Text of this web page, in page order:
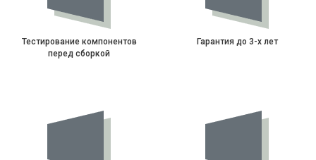
Тестирование компонентов
перед сборкой
Гарантия до 3-х лет